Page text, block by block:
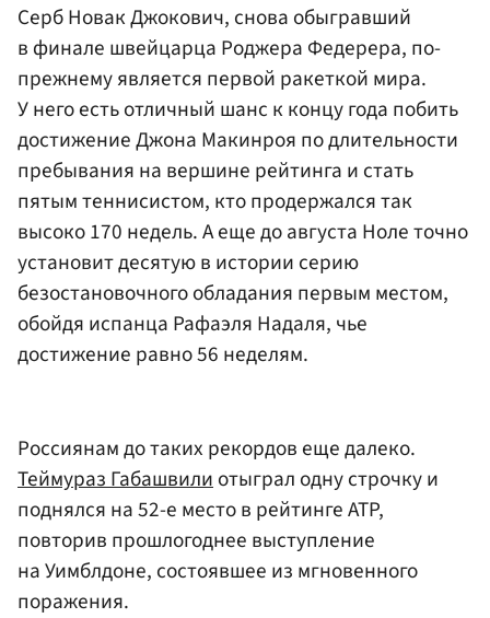
СербНовак Джокович, снова обыгравший
в финале швейцарца Роджера Федерера, по-
прежнему является первой ракеткой мира.
У него есть отличный шанс к концу года побить
достижениеДжона Макинроя по длительности
пребывания на вершине рейтинга и стать
пятым теннисистом, кто продержался так
высоко 170 недель. А еще до августа Ноле точно
установит десятую в истории серию
безостановочного обладания первым местом,
обойдя испанца Рафаэля Надаля, чье
достижение равно 56 неделям.
Россиянам до таких рекордов еще далеко.
Теймураз Габашвили отыграл одну строчку и
поднялся на 52-е место в рейтинге ATP,
повторив прошлогоднее выступление
на Уимблдоне, состоявшее из мгновенного
поражения.